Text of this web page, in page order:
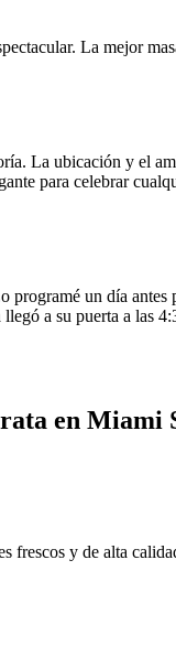
La mejor
La ubicación y el
para celebrar
un día
a su puerta a las
en Miami
y de alta